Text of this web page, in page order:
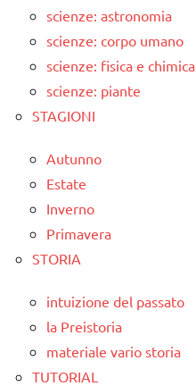
scienze: astronomia
scienze: corpo umano
scienze: fisica e chimica
scienze: piante
STAGIONI
Autunno
Estate
Inverno
Primavera
STORIA
intuizione del passato
la Preistoria
materiale vario storia
TUTORIAL